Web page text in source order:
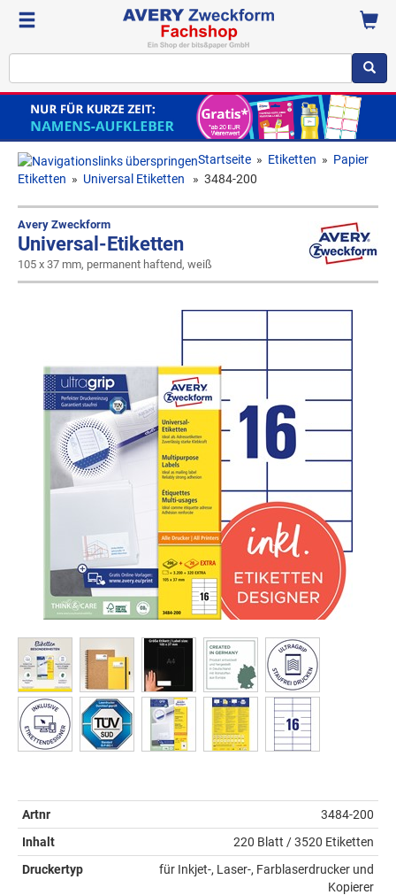
Startseite » Etiketten » Papier
Etiketten » Universal Etiketten » 3484-200
Avery Zweckform
Universal-Etiketten
105 x 37 mm, permanent haftend, weiß
Artnr
3484-200
Inhalt
220 Blatt / 3520 Etiketten
Druckertyp
für Inkjet-, Laser-, Farblaserdrucker und
Kopierer